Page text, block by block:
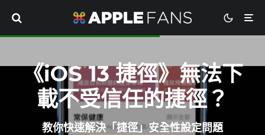
《iOS 13 捷徑》無法下
載不受信任的捷徑？
教你快速解決「捷徑」安全性設定問題